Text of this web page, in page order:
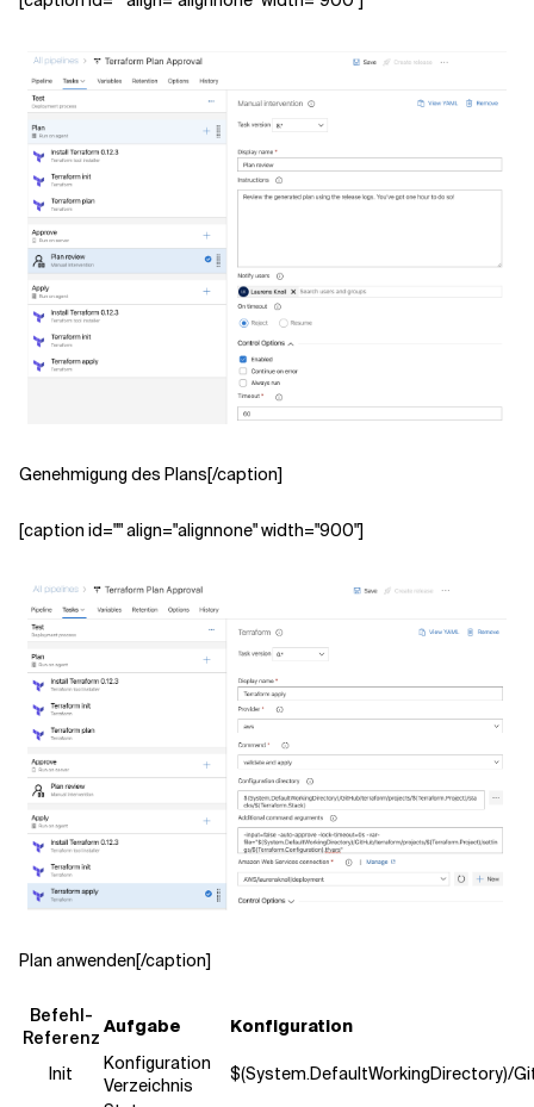
Genehmigung des Plans[/caption]
[caption id="" align="alignnone" width="900"]
Plan anwenden[/caption]
Befehl-
Referenz
Aufgabe Konfiguration
Init
Konfiguration
Verzeichnis
$(System.DefaultWorkingDirectory)/